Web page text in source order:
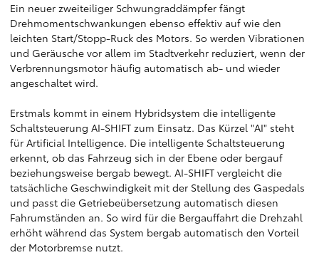
Ein neuer zweiteiliger Schwungraddämpfer fängt
Drehmomentschwankungen ebenso effektiv auf wie den
leichten Start/Stopp-Ruck des Motors. So werden Vibrationen
und Geräusche vor allem im Stadtverkehr reduziert, wenn der
Verbrennungsmotor häufig automatisch ab- und wieder
angeschaltet wird.
Erstmals kommt in einem Hybridsystem die intelligente
Schaltsteuerung AI-SHIFT zum Einsatz. Das Kürzel "AI" steht
für Artificial Intelligence. Die intelligente Schaltsteuerung
erkennt, ob das Fahrzeug sich in der Ebene oder bergauf
beziehungsweise bergab bewegt. AI-SHIFT vergleicht die
tatsächliche Geschwindigkeit mit der Stellung des Gaspedals
und passt die Getriebeübersetzung automatisch diesen
Fahrumständen an. So wird für die Bergauffahrt die Drehzahl
erhöht während das System bergab automatisch den Vorteil
der Motorbremse nutzt.